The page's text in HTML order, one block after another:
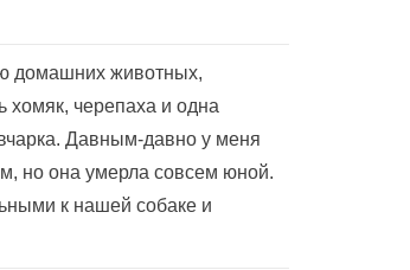
домашних животных,
черепаха и одна
Давным-давно у меня
но она умерла совсем юной.
к нашей собаке и